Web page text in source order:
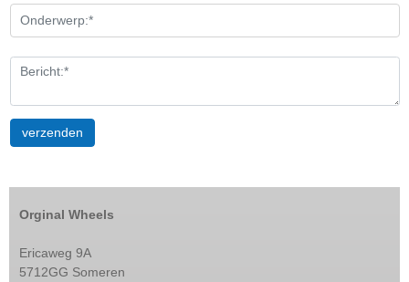
Orginal Wheels
Ericaweg 9A
5712GG Someren